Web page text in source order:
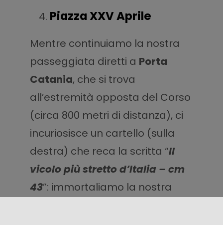
Piazza XXV Aprile
Mentre continuiamo la nostra
passeggiata diretti a Porta
Catania, che si trova
all’estremità opposta del Corso
(circa 800 metri di distanza), ci
incuriosisce un cartello (sulla
destra) che reca la scritta “Il
vicolo più stretto d’Italia – cm
43”: immortaliamo la nostra